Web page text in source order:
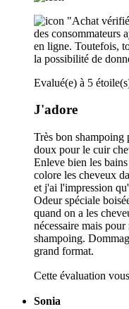
"Achat
des consommateurs
en ligne. Toutefois,
la possibilité de
Evalué(e) à 5
J'adore
Très bon shampoing
doux pour le cuir
Enleve bien les
colore les cheveux
et j'ai l'impression
Odeur spéciale
quand on a les
nécessaire mais
shampoing.
grand format.
Cette évaluation
Sonia